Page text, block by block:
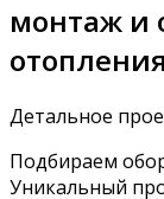
монтаж и
Детальное
Подбираем
Уникальный